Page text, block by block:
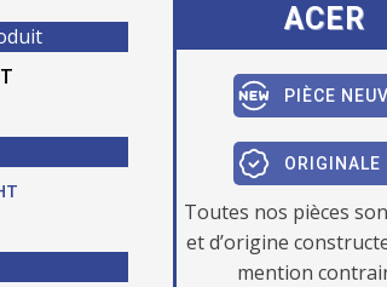
ACER
PIÈCE
ORIGINALE
Toutes nos pièces
et d’origine
mention